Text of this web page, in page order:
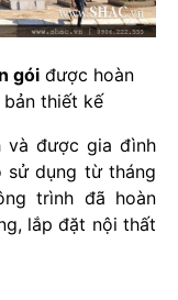
góiđược hoàn
thiết kế
và được gia đình
sử dụng từ tháng
trình đã hoàn
lắp đặt nội thất